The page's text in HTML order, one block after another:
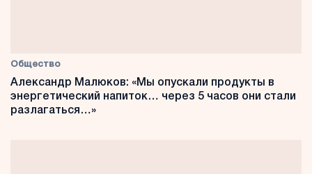
Общество
Александр Малюков: «Мы опускали продукты в
энергетический напиток… через 5 часов они стали
разлагаться…»